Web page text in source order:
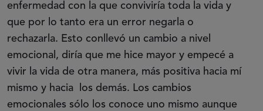
enfermedad con la que conviviría toda la vida y
que por lo tanto era un error negarla o
rechazarla. Esto conllevó un cambio a nivel
emocional, diría que me hice mayor y empecé a
vivir la vida de otra manera, más positiva hacia mí
mismo y hacia los demás. Los cambios
emocionales sólo los conoce uno mismo aunque